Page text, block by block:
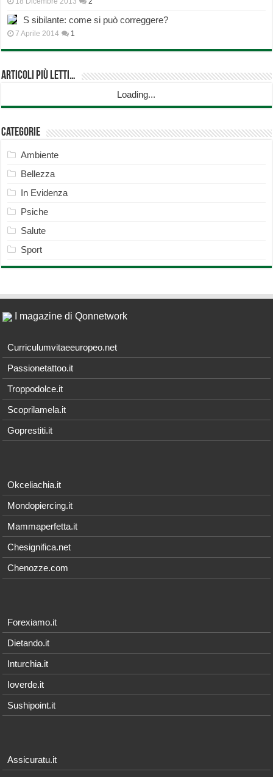
S sibilante: come si può correggere?
7 Aprile 2014 1
Articoli più Letti…
Loading...
Categorie
Ambiente
Bellezza
In Evidenza
Psiche
Salute
Sport
I magazine di Qonnetwork
Curriculumvitaeeuropeo.net
Passionetattoo.it
Troppodolce.it
Scoprilamela.it
Goprestiti.it
Okceliachia.it
Mondopiercing.it
Mammaperfetta.it
Chesignifica.net
Chenozze.com
Forexiamo.it
Dietando.it
Inturchia.it
Ioverde.it
Sushipoint.it
Assicuratu.it